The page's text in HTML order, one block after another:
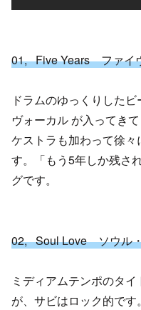
01, Five Years ファイ
ドラムのゆっくりした
ヴォーカル が入ってき
ケストラも加わって徐
す。「もう5年しか残さ
グです。
02, Soul Love ソウル
ミディアムテンポのタ
が、サビはロック的で